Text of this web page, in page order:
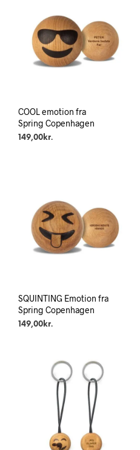
COOL emotion fra
Spring Copenhagen
149,00 kr.
SQUINTING Emotion fra
Spring Copenhagen
149,00 kr.